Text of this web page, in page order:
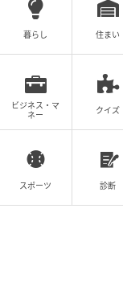
出典：クリギンちゃんね
どこから食べた
ルに戸惑いなが
暮らし 住まい
ビジネス・マ
ネー
クイズ
スポーツ 診断